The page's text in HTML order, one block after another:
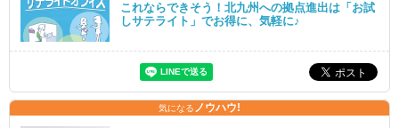
これならできそう！北九州への拠点進出は「お試
しサテライト」でお得に、気軽に♪
気になるノウハウ!